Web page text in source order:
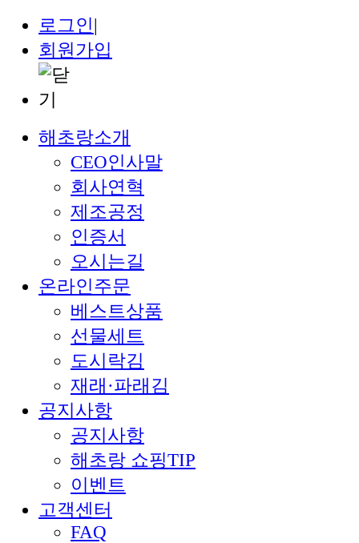
로그인|
회원가입
해초랑소개
CEO인사말
회사연혁
제조공정
인증서
오시는길
온라인주문
베스트상품
선물세트
도시락김
재래·파래김
공지사항
공지사항
해초랑 쇼핑TIP
이벤트
고객센터
FAQ